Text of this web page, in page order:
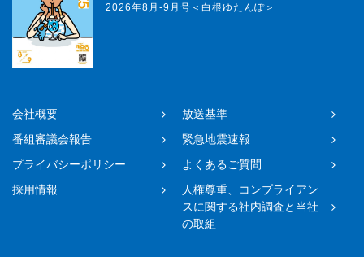
2026年8月-9月号＜白根ゆたんぽ＞
会社概要
放送基準
番組審議会報告
緊急地震速報
プライバシーポリシー
よくあるご質問
採用情報
人権尊重、コンプライアン
スに関する社内調査と当社
の取組